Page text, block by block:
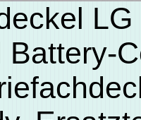
Battery-